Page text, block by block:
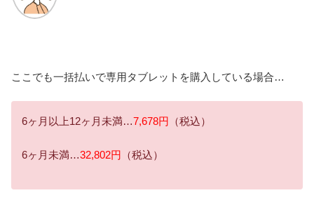
ここでも一括払いで専用タブレットを購入している場合…
6ヶ月以上12ヶ月未満…7,678円 （税込）
6ヶ月未満…32,802円 （税込）